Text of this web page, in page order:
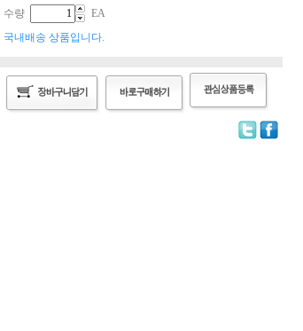
수량
EA
국내배송 상품입니다.